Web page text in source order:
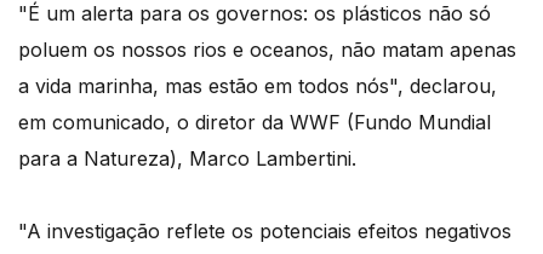
"É um alerta para os governos: os plásticos não só
poluem os nossos rios e oceanos, não matam apenas
a vida marinha, mas estão em todos nós", declarou,
em comunicado, o diretor da WWF (Fundo Mundial
para a Natureza), Marco Lambertini.
"A investigação reflete os potenciais efeitos negativos